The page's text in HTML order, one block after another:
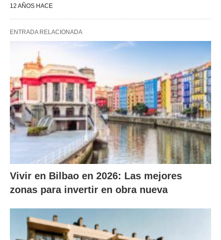
12 AÑOS HACE
ENTRADA RELACIONADA
Vivir en Bilbao en 2026: Las mejores
zonas para invertir en obra nueva